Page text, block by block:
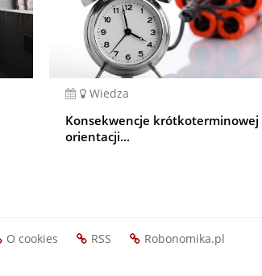
Wiedza
Konsekwencje krótkoterminowej
orientacji...
O cookies RSS Robonomika.pl